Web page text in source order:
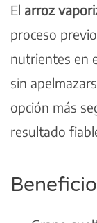
El arroz
proceso
nutrientes en
sin
opción más
resultado